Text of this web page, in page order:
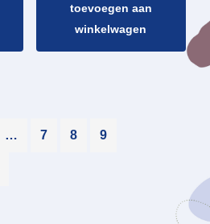
toevoegen aan
winkelwagen
… 7 8 9